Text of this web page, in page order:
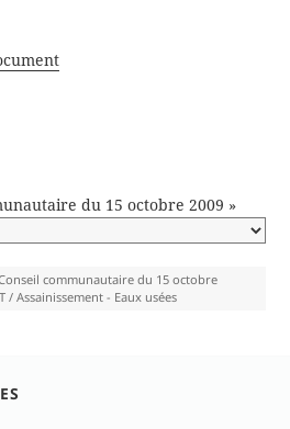
du 15 octobre 2009 »
communautaire du 15 octobre
/ Assainissement - Eaux usées